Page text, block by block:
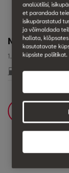
New Ibiza
1,0L 115HK TSI
XXXL/100km
analüütilisi,
et parandada
isikupärastatud
ja võimaldada
hallata, klõpsates
kasutatavate
küpsiste poliitikat.